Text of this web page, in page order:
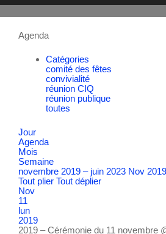
Agenda
Catégories
comité des fêtes
convivialité
réunion CIQ
réunion publique
toutes
Jour
Agenda
Mois
Semaine
novembre 2019 – juin 2023 Nov
Tout plier Tout déplier
Nov
11
lun
2019
2019 – Cérémonie du 11 novembre